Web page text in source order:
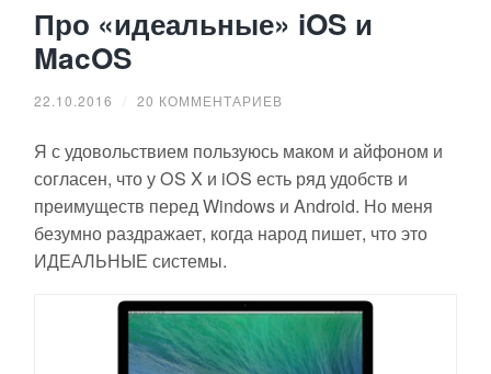
Про «идеальные» iOS и
MacOS
22.10.2016 20 КОММЕНТАРИЕВ
Я с удовольствием пользуюсь маком и айфоном и
согласен, что у OS X и iOS есть ряд удобств и
преимуществ перед Windows и Android. Но меня
безумно раздражает, когда народ пишет, что это
ИДЕАЛЬНЫЕ системы.